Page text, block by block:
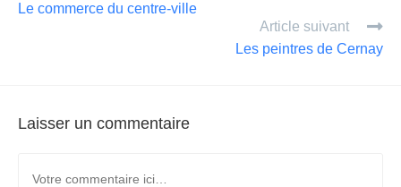
er
Le commerce du centre-ville
Article suivant
Les peintres de Cernay
Laisser un commentaire